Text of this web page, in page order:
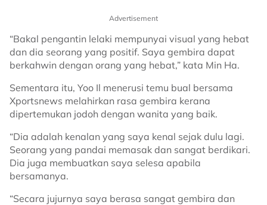
Advertisement
“Bakal pengantin lelaki mempunyai visual yang hebat
dan dia seorang yang positif. Saya gembira dapat
berkahwin dengan orang yang hebat,” kata Min Ha.
Sementara itu, Yoo Il menerusi temu bual bersama
Xportsnews melahirkan rasa gembira kerana
dipertemukan jodoh dengan wanita yang baik.
“Dia adalah kenalan yang saya kenal sejak dulu lagi.
Seorang yang pandai memasak dan sangat berdikari.
Dia juga membuatkan saya selesa apabila
bersamanya.
“Secara jujurnya saya berasa sangat gembira dan